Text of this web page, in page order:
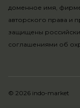
доменное имя,
авторского права и
защищены
соглашениями об
© 2026 indo-market